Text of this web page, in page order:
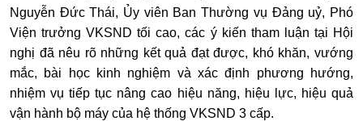
Nguyễn Đức Thái, Ủy viên Ban Thường vụ Đảng uỷ, Phó
Viện trưởng VKSND tối cao, các ý kiến tham luận tại Hội
nghị đã nêu rõ những kết quả đạt được, khó khăn, vướng
mắc, bài học kinh nghiệm và xác định phương hướng,
nhiệm vụ tiếp tục nâng cao hiệu năng, hiệu lực, hiệu quả
vận hành bộ máy của hệ thống VKSND 3 cấp.